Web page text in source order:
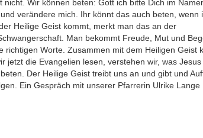
Wir können beten: Gott ich bitte Dich im
verändere mich. Ihr könnt das auch beten, wenn
Heilige Geist kommt, merkt man das an der
Man bekommt Freude, Mut und
richtigen Worte. Zusammen mit dem Heiligen Geist
jetzt die Evangelien lesen, verstehen wir, was Jesus
Der Heilige Geist treibt uns an und gibt und
Ein Gespräch mit unserer Pfarrerin Ulrike Lange